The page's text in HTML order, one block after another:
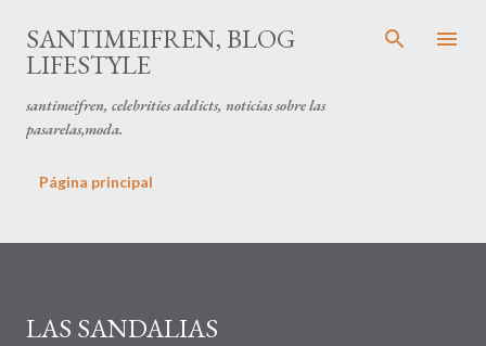
Ir al contenido principal
SANTIMEIFREN, BLOG
LIFESTYLE
santimeifren, celebrities addicts, noticias sobre las
pasarelas,moda.
Página principal
LAS SANDALIAS